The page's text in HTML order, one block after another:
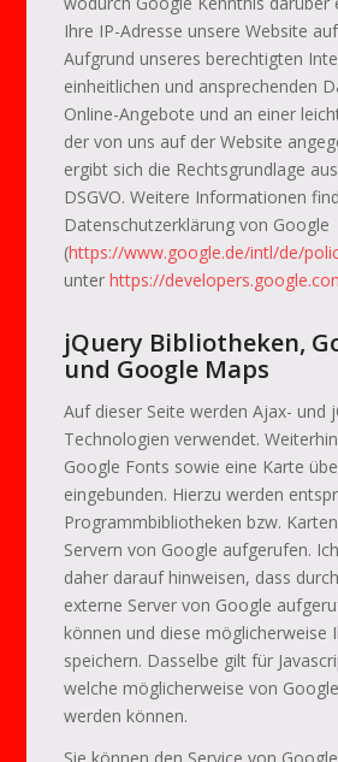
Ihre IP-Adresse unsere Website
Aufgrund unseres berechtigten
einheitlichen und ansprechenden
Online-Angebote und an einer
der von uns auf der Website
ergibt sich die Rechtsgrundlage
DSGVO. Weitere Informationen
Datenschutzerklärung von Google
(https://www.google.de/intl/de/
unter https://
jQuery Bibliotheken,
und Google Maps
Auf dieser Seite werden Ajax- und
Technologien verwendet.
Google Fonts sowie eine Karte
eingebunden. Hierzu werden
Programmbibliotheken bzw.
Servern von Google aufgerufen.
daher darauf hinweisen, dass
externe Server von Google
können und diese möglicherweise
speichern. Dasselbe gilt für
welche möglicherweise von
werden können.
Sie können den Service von